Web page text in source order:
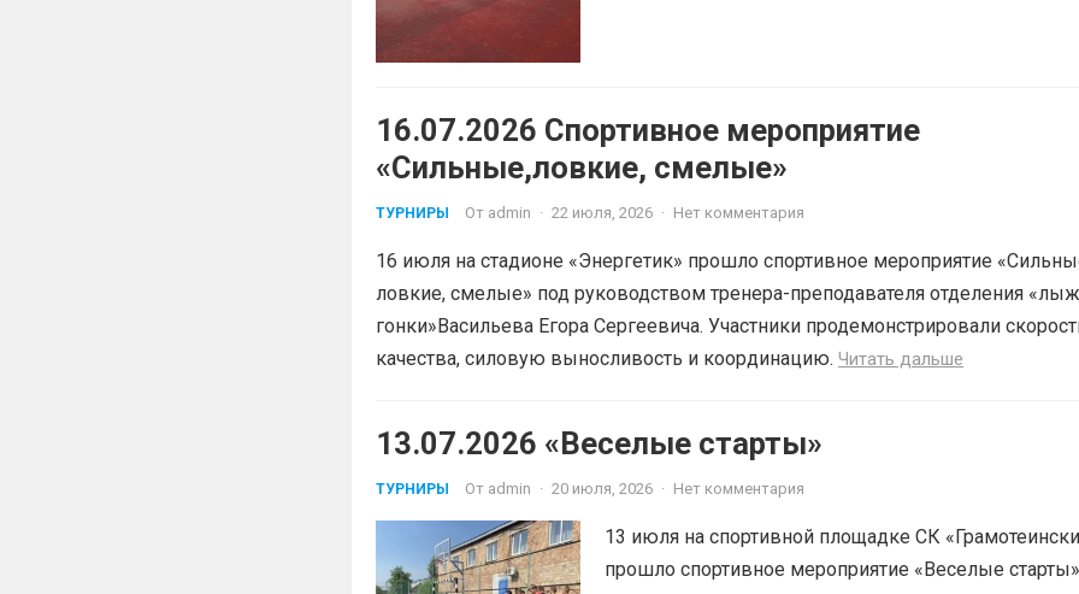
16.07.2026 Спортивное мероприятие
«Сильные,ловкие, смелые»
ТУРНИРЫ От admin · 22 июля, 2026 · Нет комментария
16 июля на стадионе «Энергетик» прошло спортивное мероприятие
ловкие, смелые» под руководством тренера-преподавателя отделения
гонки»Васильева Егора Сергеевича. Участники продемонстрировали
качества, силовую выносливость и координацию. Читать дальше
13.07.2026 «Веселые старты»
ТУРНИРЫ От admin · 20 июля, 2026 · Нет комментария
13 июля на спортивной площадке СК
прошло спортивное мероприятие «Веселые старты»